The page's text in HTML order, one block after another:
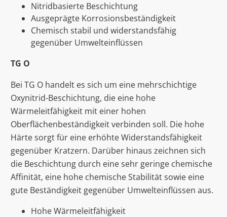
Nitridbasierte Beschichtung
Ausgeprägte Korrosionsbeständigkeit
Chemisch stabil und widerstandsfähig
gegenüber Umwelteinflüssen
TG O
Bei TG O handelt es sich um eine mehrschichtige
Oxynitrid-Beschichtung, die eine hohe
Wärmeleitfähigkeit mit einer hohen
Oberflächenbeständigkeit verbinden soll. Die hohe
Härte sorgt für eine erhöhte Widerstandsfähigkeit
gegenüber Kratzern. Darüber hinaus zeichnen sich
die Beschichtung durch eine sehr geringe chemische
Affinität, eine hohe chemische Stabilität sowie eine
gute Beständigkeit gegenüber Umwelteinflüssen aus.
Hohe Wärmeleitfähigkeit